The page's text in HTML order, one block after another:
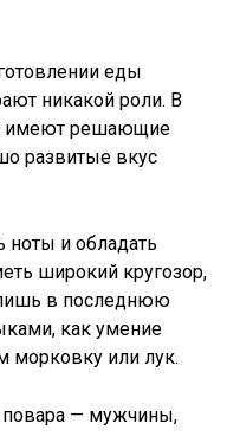
еды
никакой роли. В
имеют решающие
развитые вкус
и обладать
широкий кругозор,
в последнюю
как умение
морковку или лук.
повара — мужчины,